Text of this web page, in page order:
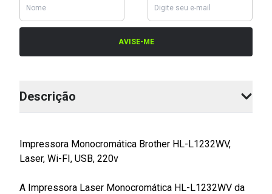
AVISE-ME
Descrição
Impressora Monocromática Brother HL-L1232WV,
Laser, Wi-FI, USB, 220v
A Impressora Laser Monocromática HL-L1232WV da